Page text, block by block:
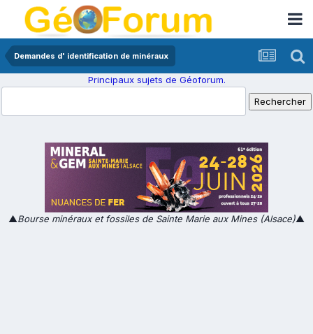
Demandes d' identification de minéraux
Principaux sujets de Géoforum.
▲Bourse minéraux et fossiles de Sainte Marie aux Mines (Alsace)▲